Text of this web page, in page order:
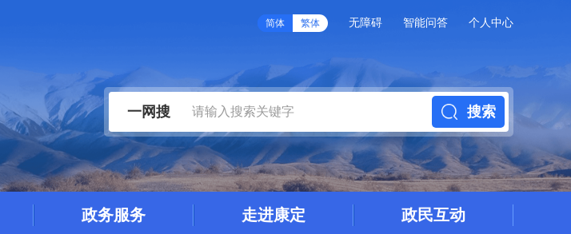
简体 繁体 无障碍 智能问答 个人中心
一网搜 搜索
政务服务 走进康定 政民互动